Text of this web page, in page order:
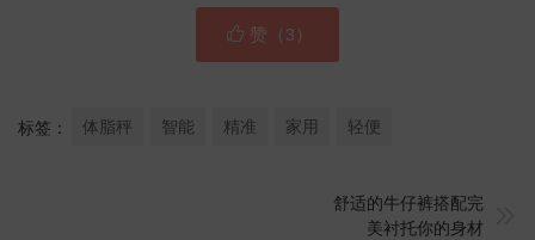
 赞（ 3 ）
标签： 体脂秤 智能 精准 家用 轻便
舒适的牛仔裤搭配完
美衬托你的身材